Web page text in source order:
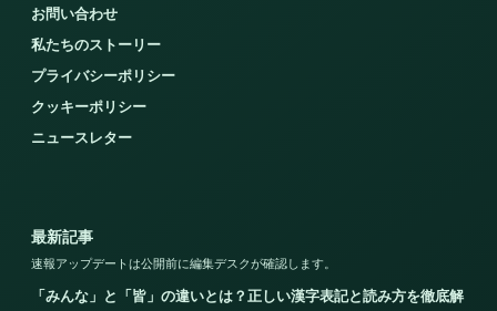
お問い合わせ
私たちのストーリー
プライバシーポリシー
クッキーポリシー
ニュースレター
最新記事
速報アップデートは公開前に編集デスクが確認します。
「みんな」と「皆」の違いとは？正しい漢字表記と読み方を徹底解